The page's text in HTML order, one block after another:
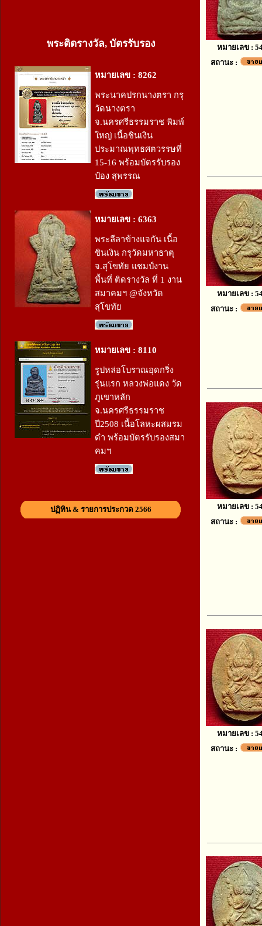
พระติดรางวัล, บัตรรับรอง
หมายเลข : 8262
พระนาคปรกนางตรา กรุ
วัดนางตรา
จ.นครศรีธรรมราช พิมพ์
ใหญ่ เนื้อชินเงิน
ประมาณพุทธศตวรรษที่
15-16 พร้อมบัตรรับรอง
ป๋อง สุพรรณ
หมายเลข : 6363
พระลีลาข้างแจกัน เนื้อ
ชินเงิน กรุวัดมหาธาตุ
จ.สุโขทัย แชมป์งาน
พื้นที่ ติดรางวัล ที่ 1 งาน
สมาคมฯ @จังหวัด
สุโขทัย
หมายเลข : 8110
รูปหล่อโบราณอุดกริ่ง
รุ่นแรก หลวงพ่อแดง วัด
ภูเขาหลัก
จ.นครศรีธรรมราช
ปี2508 เนื้อโลหะผสมรม
ดำ พร้อมบัตรรับรองสมา
คมฯ
ปฏิทิน & รายการประกวด 2566
หมายเลข :
สถานะ :
หมายเลข :
สถานะ :
หมายเลข :
สถานะ :
หมายเลข :
สถานะ :